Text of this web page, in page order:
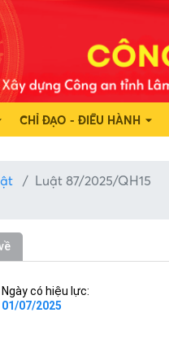
CHỈ ĐẠO - ĐIỀU HÀNH
Luật 87/2025/QH15
Ngày có hiệu lực:
01/07/2025